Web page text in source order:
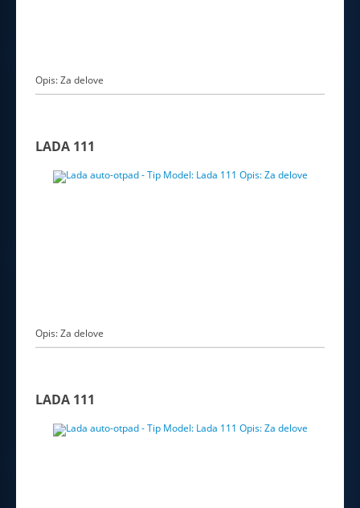
Opis: Za delove
LADA 111
Opis: Za delove
LADA 111